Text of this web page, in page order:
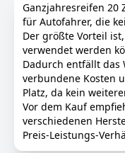
Schneegriffigkeit -
XL; Felgenschutz -
Schnelle
Werktag: Sie sind
passt? Senden
Nummer Ihres
die Kompatibilität
Werktages
Passgenauigkeit
Ganzjahresreifen 20
für Autofahrer, die
Der größte Vorteil
verwendet werden
Dadurch entfällt das
verbundene Kosten
Platz, da kein
Vor dem Kauf
verschiedenen
Preis-Leistungs-